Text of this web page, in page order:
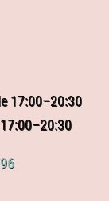
17:00–20:30